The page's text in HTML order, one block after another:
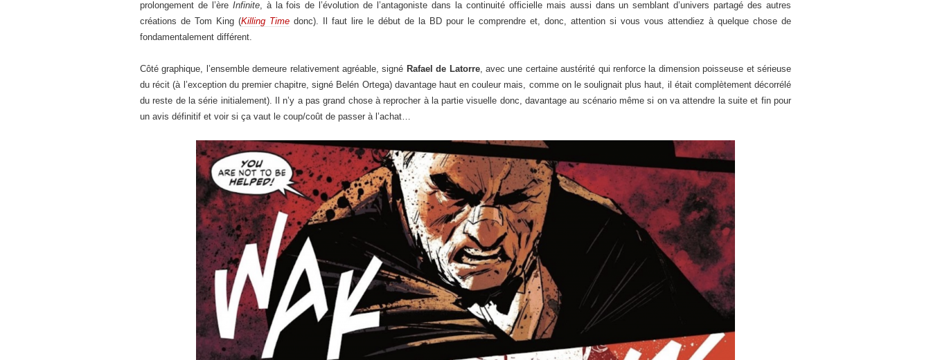
prolongement de l’ère Infinite, à la fois de l’évolution de l’antagoniste dans la continuité officielle mais aussi dans un semblant d’univers partagé des autres
créations de Tom King (Killing Time donc). Il faut lire le début de la BD pour le comprendre et, donc, attention si vous vous attendiez à quelque chose de
fondamentalement différent.
Côté graphique, l’ensemble demeure relativement agréable, signé Rafael de Latorre, avec une certaine austérité qui renforce la dimension poisseuse et sérieuse
du récit (à l’exception du premier chapitre, signé Belén Ortega) davantage haut en couleur mais, comme on le soulignait plus haut, il était complètement décorrélé
du reste de la série initialement). Il n’y a pas grand chose à reprocher à la partie visuelle donc, davantage au scénario même si on va attendre la suite et fin pour
un avis définitif et voir si ça vaut le coup/coût de passer à l’achat…